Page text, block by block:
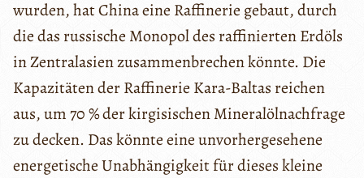
wurden, hat China eine Raffinerie gebaut, durch
die das russische Monopol des raffinierten Erdöls
in Zentralasien zusammenbrechen könnte. Die
Kapazitäten der Raffinerie Kara-Baltas reichen
aus, um 70 % der kirgisischen Mineralölnachfrage
zu decken. Das könnte eine unvorhergesehene
energetische Unabhängigkeit für dieses kleine